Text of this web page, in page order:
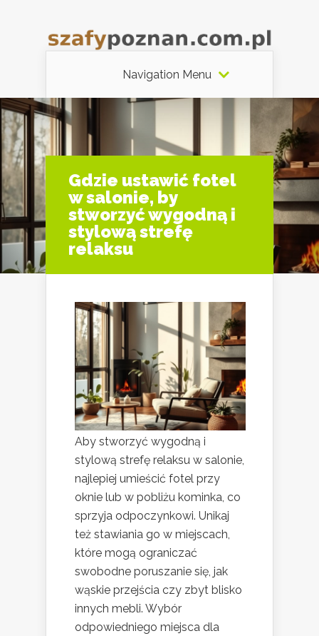
Navigation Menu
Gdzie ustawić fotel
w salonie, by
stworzyć wygodną i
stylową strefę
relaksu
Aby stworzyć wygodną i
stylową strefę relaksu w salonie,
najlepiej umieścić fotel przy
oknie lub w pobliżu kominka, co
sprzyja odpoczynkowi. Unikaj
też stawiania go w miejscach,
które mogą ograniczać
swobodne poruszanie się, jak
wąskie przejścia czy zbyt blisko
innych mebli. Wybór
odpowiedniego miejsca dla